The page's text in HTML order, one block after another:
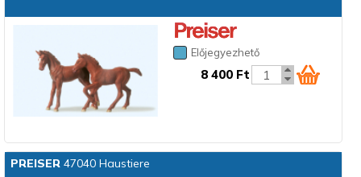
Előjegyezhető
8 400 Ft
PREISER47040 Haustiere